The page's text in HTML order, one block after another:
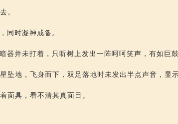
。
同时凝神戒备。
器并未打着，只听树上发出一阵呵呵笑声，有如巨鼓
坠地，飞身而下，双足落地时未发出半点声音，显
面具，看不清其真面目。